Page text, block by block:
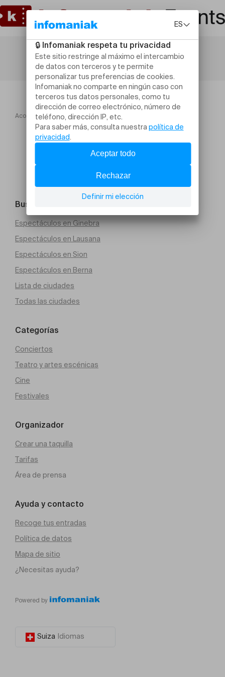
Acogida FESTI'LIVE 2023
Buscar un evento
Espectáculos en Ginebra
Espectáculos en Lausana
Espectáculos en Sion
Espectáculos en Berna
Lista de ciudades
Todas las ciudades
Categorías
Conciertos
Teatro y artes escénicas
Cine
Festivales
Organizador
Crear una taquilla
Tarifas
Área de prensa
Ayuda y contacto
Recoge tus entradas
Política de datos
Mapa de sitio
¿Necesitas ayuda?
Powered by
Suiza Idiomas